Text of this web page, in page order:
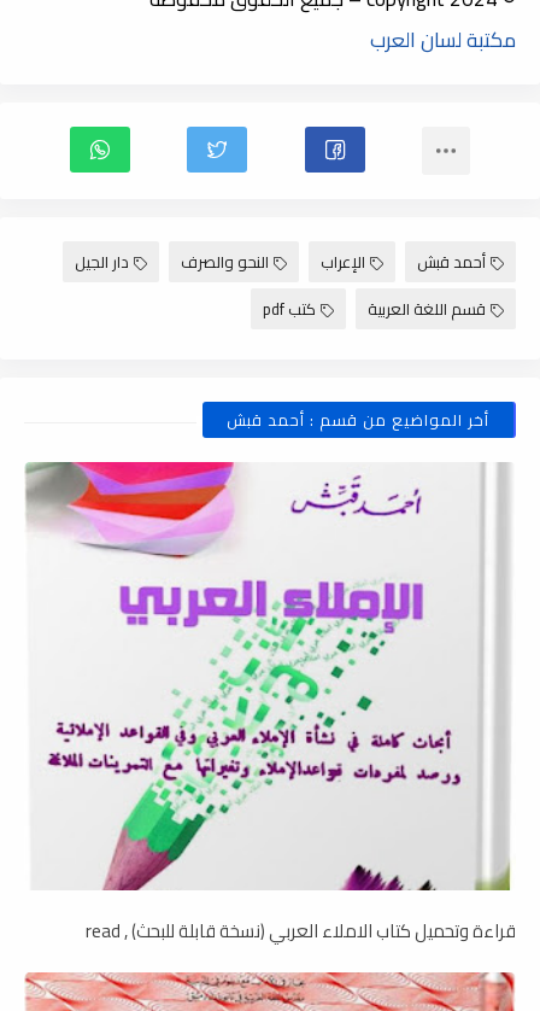
مكتبة لسان العرب
أحمد قبش الإعراب النحو والصرف
دار الجيل
قسم اللغة العربية
كتب pdf
أخر المواضيع من قسم : أحمد قبش
قراءة وتحميل كتاب الاملاء العربي (نسخة قابلة للبحث) , read